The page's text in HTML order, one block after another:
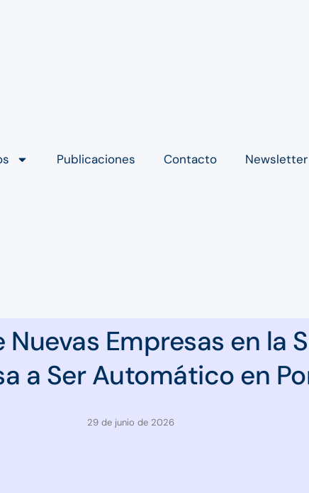
Publicaciones Contacto Newsletter
Nuevas Empresas en la
a Ser Automático en
29 de junio de 2026